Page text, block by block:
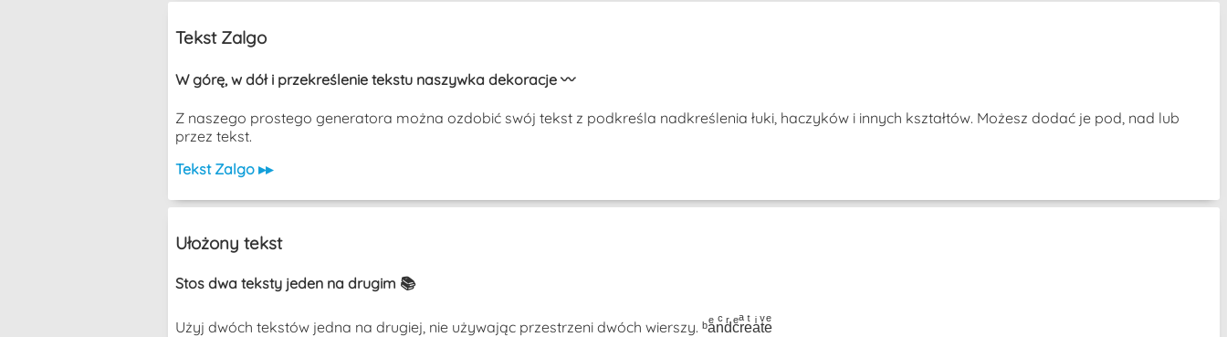
Tekst Zalgo
W górę, w dół i przekreślenie tekstu naszywka dekoracje 〰️
Z naszego prostego generatora można ozdobić swój tekst z podkreśla nadkreślenia łuki, haczyków i innych kształtów. Możesz dodać je pod, nad lub
przez tekst.
Tekst Zalgo ▸▸
Ułożony tekst
Stos dwa teksty jeden na drugim 📚
Użyj dwóch tekstów jedna na drugiej, nie używając przestrzeni dwóch wierszy. ᵇaͤnͨdͬcͤrͣeͭaͥtͮeͤ